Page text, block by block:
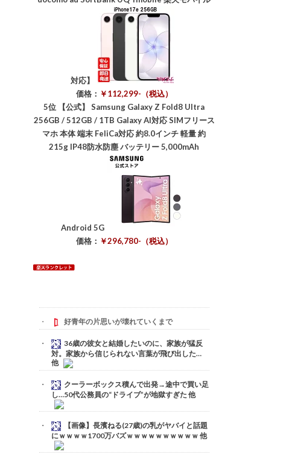
対応】
価格： ￥112,299-（税込）
5位
【公式】 Samsung Galaxy Z Fold8 Ultra
256GB / 512GB / 1TB Galaxy AI対応 SIMフリース
マホ 本体 端末 FeliCa対応 約8.0インチ 軽量 約
215g IP48防水防塵 バッテリー 5,000mAh
Android 5G
価格： ￥296,780-（税込）
好青年の片思いが壊れていくまで
36歳の彼女と結婚したいのに、家族が猛反
対。家族から信じられない言葉が飛び出した…
他
クーラーボックス積んで出発→途中で買い足
し…50代公務員の“ドライブ”が地獄すぎた 他
【画像】長濱ねる(27歳)の乳がヤバイと話題
にｗｗｗｗ1700万バズｗｗｗｗｗｗｗｗｗｗ 他